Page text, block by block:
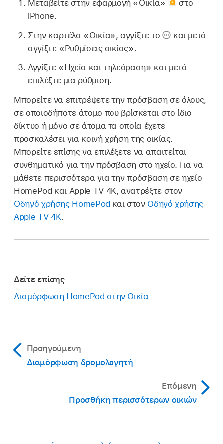
Μεταβείτε στην εφαρμογή «Οικία»
στο
iPhone.
Στην καρτέλα «Οικία», αγγίξτε το
και μετά
αγγίξτε «Ρυθμίσεις οικίας».
Αγγίξτε «Ηχεία και τηλεόραση» και μετά
επιλέξτε μια ρύθμιση.
Μπορείτε να επιτρέψετε την πρόσβαση σε όλους,
σε οποιοδήποτε άτομο που βρίσκεται στο ίδιο
δίκτυο ή μόνο σε άτομα τα οποία έχετε
προσκαλέσει για κοινή χρήση της οικίας.
Μπορείτε επίσης να επιλέξετε να απαιτείται
συνθηματικό για την πρόσβαση στο ηχείο. Για να
μάθετε περισσότερα για την πρόσβαση σε ηχείο
HomePod και Apple TV 4K, ανατρέξτε στον
Οδηγό χρήσης HomePod και στον Οδηγό χρήσης
Apple TV 4K.
Δείτε επίσης
Διαμόρφωση HomePod στην Οικία
Προηγούμενη
Διαμόρφωση δρομολογητή
Επόμενη
Προσθήκη περισσότερων οικιών